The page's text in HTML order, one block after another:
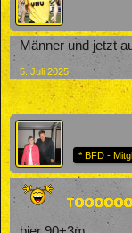
Männer und jetzt
5. Juli 2025
* BFD -